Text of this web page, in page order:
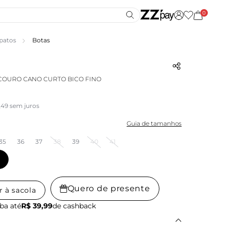
0
Botas
CANO CURTO BICO FINO
sem juros
Guia de tamanhos
36 37 38 39 40 41
à sacola Quero de presente
atéR$ 39,99de cashback